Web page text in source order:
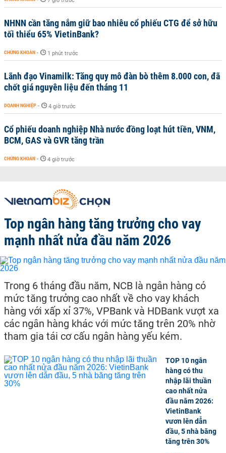
NHNN cần tăng nắm giữ bao nhiêu cổ phiếu CTG để sở hữu
tối thiểu 65% VietinBank?
CHỨNG KHOÁN - 1 phút trước
Lãnh đạo Vinamilk: Tăng quy mô đàn bò thêm 8.000 con, đã
chốt giá nguyên liệu đến tháng 11
DOANH NGHIỆP - 4 giờ trước
Cổ phiếu doanh nghiệp Nhà nước đồng loạt hút tiền, VNM,
BCM, GAS và GVR tăng trần
CHỨNG KHOÁN - 4 giờ trước
Top ngân hàng tăng trưởng cho vay
mạnh nhất nửa đầu năm 2026
Trong 6 tháng đầu năm, NCB là ngân hàng có
mức tăng trưởng cao nhất về cho vay khách
hàng với xấp xỉ 37%, VPBank và HDBank vượt xa
các ngân hàng khác với mức tăng trên 20% nhờ
tham gia tái cơ cấu ngân hàng yếu kém.
TOP 10 ngân
hàng có thu
nhập lãi thuần
cao nhất nửa
đầu năm 2026:
VietinBank
vươn lên dẫn
đầu, 5 nhà băng
tăng trên 30%